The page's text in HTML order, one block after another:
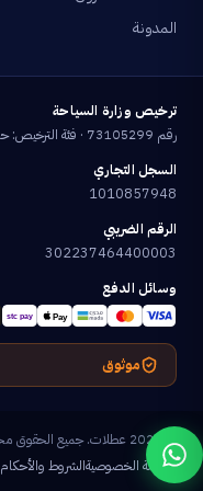
المدونة
ترخيص وزارة السياحة
رقم 73105299 · فئة الترخيص: حجز وحدات الضيافة وتنظيم الرحلات السياحية
السجل التجاري
1010857948
الرقم الضريبي
302237464400003
وسائل الدفع
موثوق
© 2026 عطلات. جميع الحقوق محفوظة.
سياسة الخصوصيةالشروط والأحكام